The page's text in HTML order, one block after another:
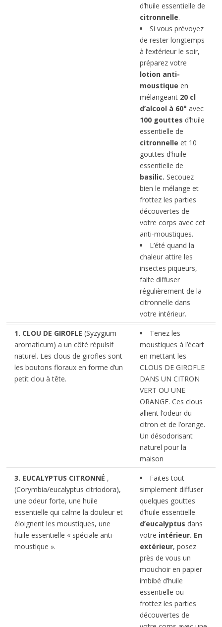
d’huile essentielle de
citronnelle.
Si vous prévoyez
de rester longtemps
à l’extérieur le soir,
préparez votre
lotion anti-
moustique en
mélangeant 20 cl
d’alcool à 60° avec
100 gouttes d’huile
essentielle de
citronnelle et 10
gouttes d’huile
essentielle de
basilic. Secouez
bien le mélange et
frottez les parties
découvertes de
votre corps avec cet
anti-moustiques.
L’été quand la
chaleur attire les
insectes piqueurs,
faite diffuser
régulièrement de la
citronnelle dans
votre intérieur.
1. CLOU DE GIROFLE (Syzygium
aromaticum) a un côté répulsif
naturel. Les clous de girofles sont
les boutons floraux en forme d’un
petit clou à tête.
Tenez les
moustiques à l’écart
en mettant les
CLOUS DE GIROFLE
DANS UN CITRON
VERT OU UNE
ORANGE. Ces clous
allient l’odeur du
citron et de l’orange.
Un désodorisant
naturel pour la
maison
3. EUCALYPTUS CITRONNÉ ,
(Corymbia/eucalyptus citriodora),
une odeur forte, une huile
essentielle qui calme la douleur et
éloignent les moustiques, une
huile essentielle « spéciale anti-
moustique ».
Faites tout
simplement diffuser
quelques gouttes
d’huile essentielle
d’eucalyptus dans
votre intérieur. En
extérieur, posez
près de vous un
mouchoir en papier
imbibé d’huile
essentielle ou
frottez les parties
découvertes de